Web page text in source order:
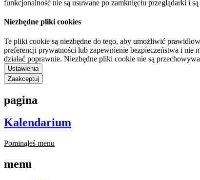
funkcjonalność nie są usuwane po zamknięciu przeglądarki i
Niezbędne pliki cookies
Te pliki cookie są niezbędne do tego, aby umożliwić
preferencji prywatności lub zapewnienie bezpieczeństwa i nie
działać poprawnie. Niezbędne pliki cookie nie są
Ustawienia
Zaakceptuj
pagina
Kalendarium
Pominąłeś menu
menu